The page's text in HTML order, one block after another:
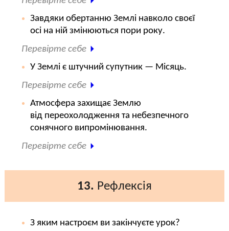
Завдяки обертанню Землі навколо своєї
осі на ній змінюються пори року.
Перевірте себе
У Землі є штучний супутник — Місяць.
Перевірте себе
Атмосфера захищає Землю
від переохолодження та небезпечного
сонячного випромінювання.
Перевірте себе
13. Рефлексія
З яким настроєм ви закінчуєте урок?